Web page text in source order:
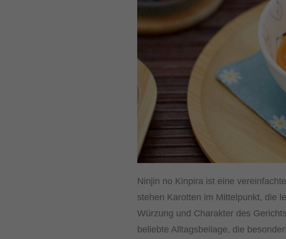
Ninjin no Kinpira ist eine
stehen Karotten im Mittelpunkt, die
Würzung und Charakter des
beliebte Alltagsbeilage, die